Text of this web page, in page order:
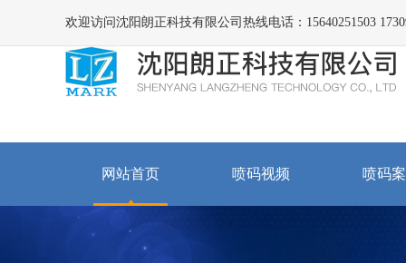
欢迎访问沈阳朗正科技有限公司热线电话：15640251503
网站首页 喷码视频 喷码